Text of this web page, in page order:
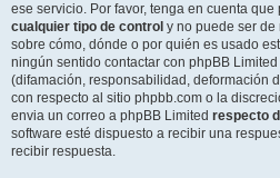
ese servicio. Por favor, tenga en cuenta que
cualquier tipo de control y no puede ser
sobre cómo, dónde o por quién es usado
ningún sentido contactar con phpBB
(difamación, responsabilidad, deformación
con respecto al sitio phpbb.com o la
envia un correo a phpBB Limited respecto
software esté dispuesto a recibir una
recibir respuesta.